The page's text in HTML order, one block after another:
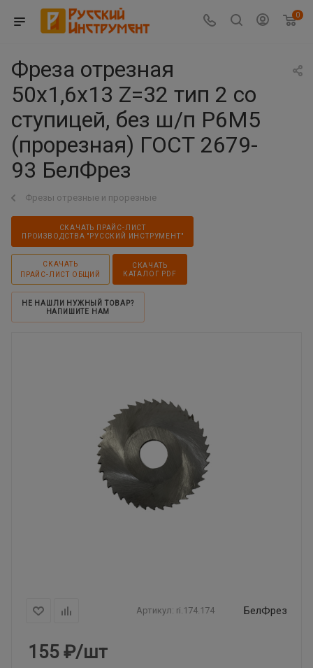
0
Фреза отрезная
50х1,6х13 Z=32 тип 2 со
ступицей, без ш/п Р6М5
(прорезная) ГОСТ 2679-
93 БелФрез
Фрезы отрезные и прорезные
СКАЧАТЬ ПРАЙС-ЛИСТ
ПРОИЗВОДСТВА "РУССКИЙ ИНСТРУМЕНТ"
СКАЧАТЬ
ПРАЙС-ЛИСТ ОБЩИЙ
СКАЧАТЬ
КАТАЛОГ PDF
НЕ НАШЛИ НУЖНЫЙ ТОВАР?
НАПИШИТЕ НАМ
Артикул: ri.174.174 БелФрез
155 ₽/шт